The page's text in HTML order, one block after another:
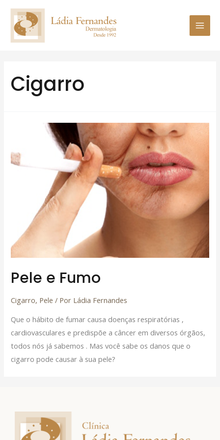
Cigarro
Pele e Fumo
Cigarro, Pele / Por Ládia Fernandes
Que o hábito de fumar causa doenças respiratórias ,
cardiovasculares e predispõe a câncer em diversos órgãos,
todos nós já sabemos . Mas você sabe os danos que o
cigarro pode causar à sua pele?